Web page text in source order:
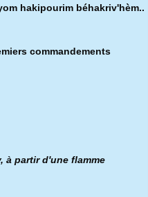
hakipourim béhakriv'hèm..
commandements
à partir d'une flamme